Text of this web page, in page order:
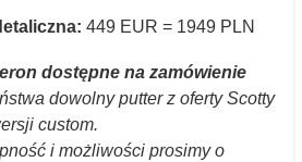
449 EUR = 1949 PLN
dostępne na zamówienie
dowolny putter z oferty Scotty
custom.
i możliwości prosimy o